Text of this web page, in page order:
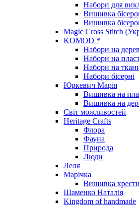
Набори для
Вишивка
Вишивка
Magic Cross Stitch
KOMOD *
Набори на
Набори на
Набори на
Набори бісерні
Юркевич Марія
Вишивка на
Вишивка на
Світ можливостей
Heritage Crafts
Флора
Фауна
Природа
Люди
Леля
Марічка
Вишивка
Шаменко Наталія
Kingdom of handmade